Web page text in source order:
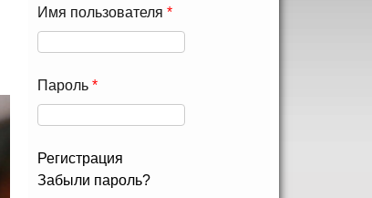
Имя пользователя *
Пароль *
Регистрация
Забыли пароль?